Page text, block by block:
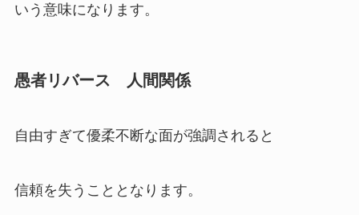
いう意味になります。
愚者リバース 人間関係
自由すぎて優柔不断な面が強調されると
信頼を失うこととなります。